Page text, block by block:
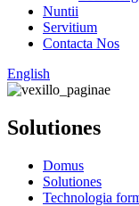
Nuntii
Servitium
Contacta Nos
English
Solutiones
Domus
Solutiones
Technologia